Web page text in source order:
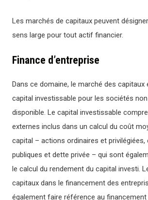
Les marchés de capitaux peuvent
sens large pour tout actif financier.
Finance d’entreprise
Dans ce domaine, le marché des capitaux
capital investissable pour les sociétés
disponible. Le capital investissable
externes inclus dans un calcul du coût
capital – actions ordinaires et privilégiées,
publiques et dette privée – qui sont
le calcul du rendement du capital investi.
capitaux dans le financement des
également faire référence au